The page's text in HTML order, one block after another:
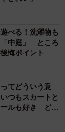
べる！洗濯物も
「中庭」 ところ
悔ポイント
てどういう意
つもスカートと
ールも好き どの